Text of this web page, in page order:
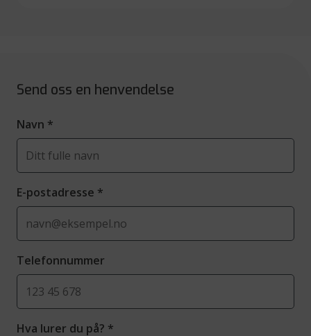
Send oss en henvendelse
Navn *
E-postadresse *
Telefonnummer
Hva lurer du på? *